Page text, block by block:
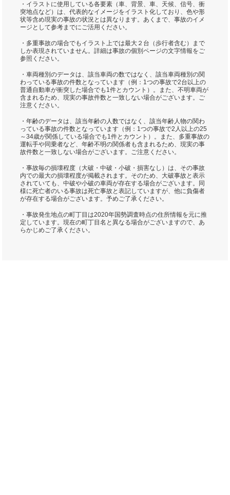
・イラストに使用している各要素（車、背景、車、天候、信号、衝
突地点など）は、代表的なイメージをイラスト化しており、色や形
状等含め現実の事故の状況とは異なります。あくまで、事故のイメ
ージとして参考までにご活用ください。
・多重事故の場合でもイラスト上では最大２台（歩行者含む）まで
しか表現されていません。詳細は事故の個別ページの文字情報をご
参照ください。
・車両種別のデータは、該当車両の数ではなく、該当車両種別の関
わっている事故の件数となっています（例：1つの事故で2台以上の
普通自動車が衝突した場合でも1件とカウント）。また、不明車両が
含まれるため、現実の事故件数と一致しない場合がございます。ご
注意ください。
・年齢のデータは、該当年齢の人数ではなく、該当年齢人物の関わ
っている事故の件数となっています（例：1つの事故で2人以上の25
～34歳が関係している場合でも1件とカウント）。また、多重事故の
運転手や同乗者など、年齢不明の関係者も含まれるため、現実の事
故件数と一致しない場合がございます。ご注意ください。
・事故毎の損壊程度（大破・中破・小破・損害なし）は、その事故
内での最大の損壊程度が掲載されます。そのため、大破事故と表示
されていても、中破や小破の車両が存在する場合がございます。同
様に死亡者のいる事故は死亡事故と表記していますが、他に負傷者
が存在する場合がございます。予めご了承ください。
・事故発生地点の町丁目は2020年国勢調査時点の住所情報を元に推
定しています。現在の町丁目名と異なる場合がございますので、あ
らかじめご了承ください。